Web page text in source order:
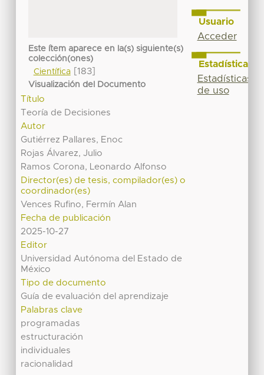
Este ítem aparece en la(s) siguiente(s)
colección(ones)
Científica[183]
Visualización del Documento
Título
Teoría de Decisiones
Autor
Gutiérrez Pallares, Enoc
Rojas Álvarez, Julio
Ramos Corona, Leonardo Alfonso
Director(es) de tesis, compilador(es) o
coordinador(es)
Vences Rufino, Fermín Alan
Fecha de publicación
2025-10-27
Editor
Universidad Autónoma del Estado de
México
Tipo de documento
Guía de evaluación del aprendizaje
Palabras clave
programadas
estructuración
individuales
racionalidad
Usuario
Acceder
Estadísticas
Estadísticas
de uso